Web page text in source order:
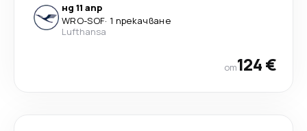
нд 11 апр
WRO-SOF· 1 прекачване
Lufthansa
от124 €